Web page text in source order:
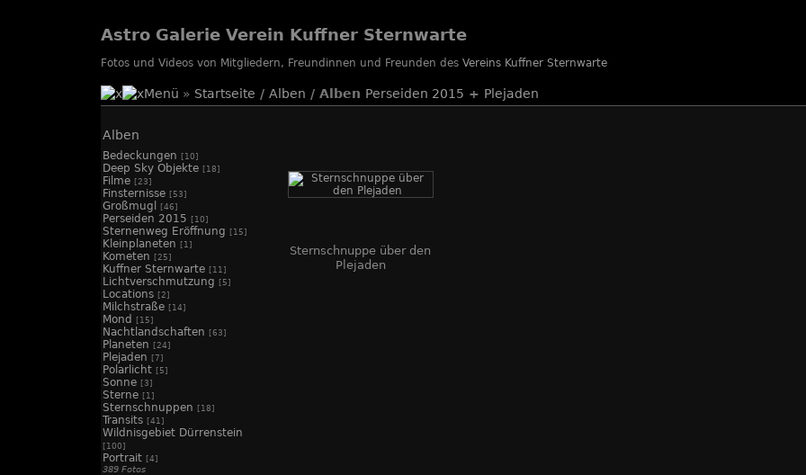
Astro Galerie Verein Kuffner Sternwarte
Fotos und Videos von Mitgliedern, Freundinnen und Freunden des Vereins Kuffner Sternwarte
Menü » Startseite / Alben / Alben Perseiden 2015 + Plejaden
Alben
Bedeckungen [10]
Deep Sky Objekte [18]
Filme [23]
Finsternisse [53]
Großmugl [46]
Perseiden 2015 [10]
Sternenweg Eröffnung [15]
Kleinplaneten [1]
Kometen [25]
Kuffner Sternwarte [11]
Lichtverschmutzung [5]
Locations [2]
Milchstraße [14]
Mond [15]
Nachtlandschaften [63]
Planeten [24]
Plejaden [7]
Polarlicht [5]
Sonne [3]
Sterne [1]
Sternschnuppen [18]
Transits [41]
Wildnisgebiet Dürrenstein
[100]
Portrait [4]
389 Fotos
Sternschnuppe über den
Plejaden